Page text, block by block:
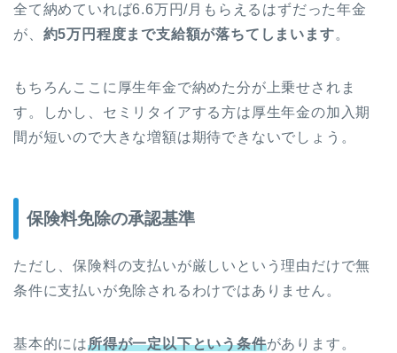
全て納めていれば6.6万円/月もらえるはずだった年金
が、 約5万円程度まで支給額が落ちてしまいます。
もちろんここに厚生年金で納めた分が上乗せされま
す。しかし、セミリタイアする方は厚生年金の加入期
間が短いので大きな増額は期待できないでしょう。
保険料免除の承認基準
ただし、保険料の支払いが厳しいという理由だけで無
条件に支払いが免除されるわけではありません。
基本的には所得が一定以下という条件があります。